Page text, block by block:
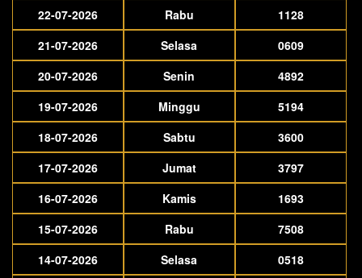
22-07-2026
Rabu
1128
21-07-2026
Selasa
0609
20-07-2026
Senin
4892
19-07-2026
Minggu
5194
18-07-2026
Sabtu
3600
17-07-2026
Jumat
3797
16-07-2026
Kamis
1693
15-07-2026
Rabu
7508
14-07-2026
Selasa 0518